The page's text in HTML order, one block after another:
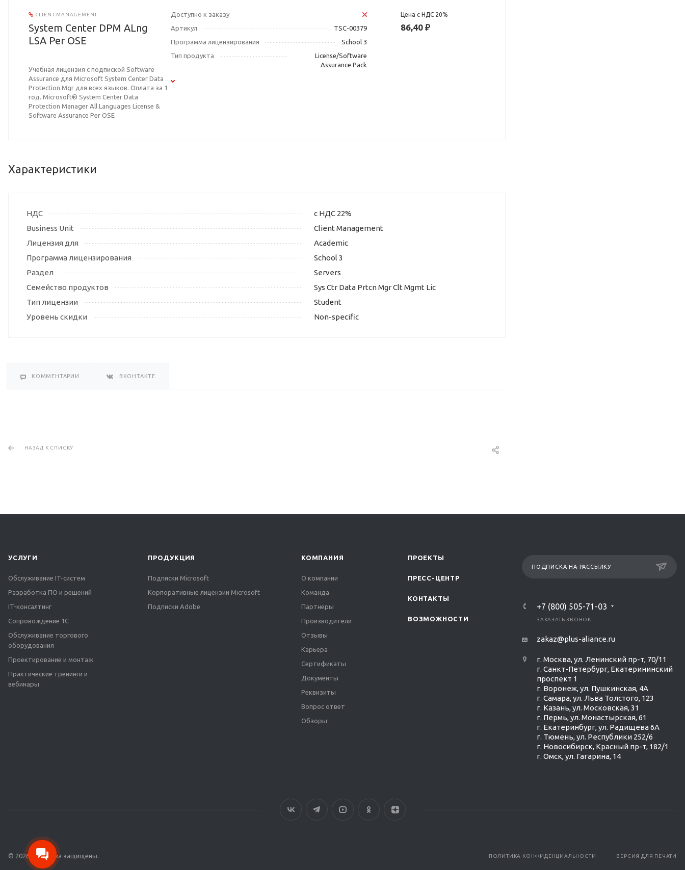
CLIENT MANAGEMENT
System Center DPM ALng
LSA Per OSE
Учебная лицензия с подпиской Software
Assurance для Microsoft System Center Data
Protection Mgr для всех языков. Оплата за 1
год. Microsoft® System Center Data
Protection Manager All Languages License &
Software Assurance Per OSE
Доступно к заказу
Артикул
TSC-00379
Программа лицензирования
School 3
Тип продукта
License/Software
Assurance Pack
Цена с НДС 20%
86,40 ₽
Характеристики
НДС
с НДС 22%
Business Unit
Client Management
Лицензия для
Academic
Программа лицензирования
School 3
Раздел
Servers
Семейство продуктов
Sys Ctr Data Prtcn Mgr Clt Mgmt Lic
Тип лицензии
Student
Уровень скидки
Non-specific
КОММЕНТАРИИ ВКОНТАКТЕ
НАЗАД К СПИСКУ
УСЛУГИ
Обслуживание IT-систем
Разработка ПО и решений
IT-консалтинг
Сопровождение 1С
Обслуживание торгового
оборудования
Проектирование и монтаж
Практические тренинги и
вебинары
ПРОДУКЦИЯ
Подписки Microsoft
Корпоративные лицензии Microsoft
Подписки Adobe
КОМПАНИЯ
О компании
Команда
Партнеры
Производители
Отзывы
Карьера
Сертификаты
Документы
Реквизиты
Вопрос ответ
Обзоры
ПРОЕКТЫ
ПРЕСС-ЦЕНТР
КОНТАКТЫ
ВОЗМОЖНОСТИ
ПОДПИСКА НА РАССЫЛКУ
+7 (800) 505-71-03
ЗАКАЗАТЬ ЗВОНОК
zakaz@plus-aliance.ru
г. Москва, ул. Ленинский пр-т, 70/11
г. Санкт-Петербург, Екатерининский
проспект 1
г. Воронеж, ул. Пушкинская, 4А
г. Самара, ул. Льва Толстого, 123
г. Казань, ул. Московская, 31
г. Пермь, ул. Монастырская, 61
г. Екатеринбург, ул. Радищева 6А
г. Тюмень, ул. Республики 252/6
г. Новосибирск, Красный пр-т, 182/1
г. Омск, ул. ​Гагарина, 14
ВЕРСИЯ ДЛЯ ПЕЧАТИ
ПОЛИТИКА КОНФИДЕНЦИАЛЬНОСТИ
© 2026 Все права защищены.